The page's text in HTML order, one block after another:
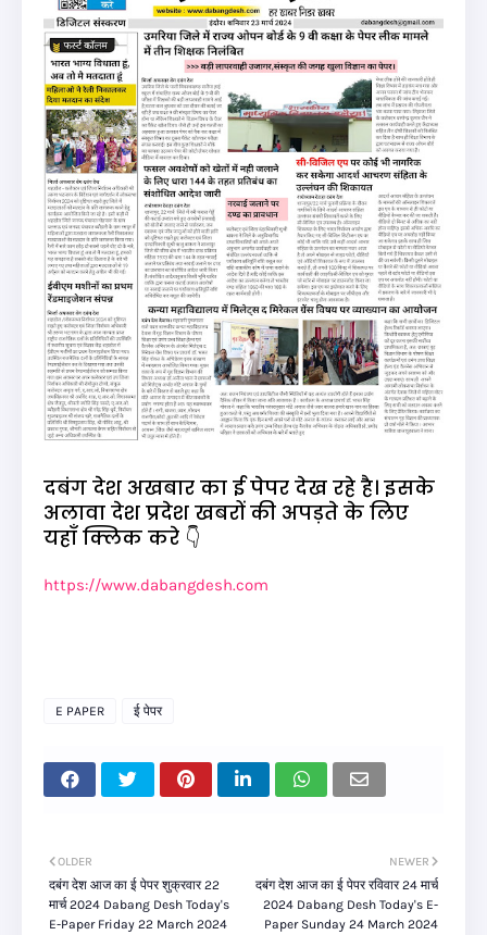
दबंग देश अखबार का ई पेपर देख रहे है। इसके
अलावा देश प्रदेश खबरों की अपड़ते के लिए
यहाँ क्लिक करे 👇
https://www.dabangdesh.com
E PAPER ई पेपर
NEWER
दबंग देश आज का ई पेपर रविवार 24 मार्च
2024 Dabang Desh Today's E-
Paper Sunday 24 March 2024
OLDER
दबंग देश आज का ई पेपर शुक्रवार 22
मार्च 2024 Dabang Desh Today's
E-Paper Friday 22 March 2024